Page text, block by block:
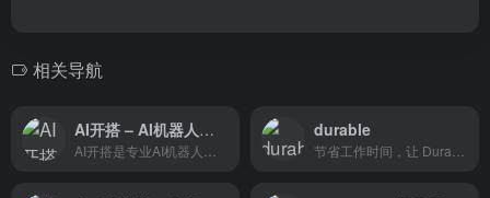
相关导航
AI开搭 – AI机器人智能体开发平台 durable